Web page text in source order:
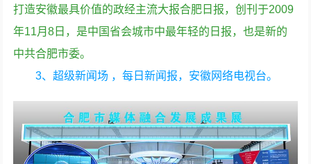
打造安徽最具价值的政经主流大报合肥日报，创刊于2009
年11月8日，是中国省会城市中最年轻的日报，也是新的
中共合肥市委。
3、超级新闻场 ，每日新闻报，安徽网络电视台。